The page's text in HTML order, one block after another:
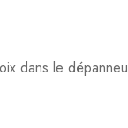
dans le